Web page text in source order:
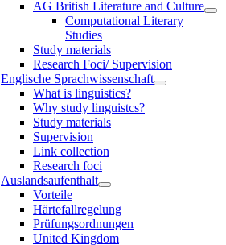
AG British Literature and Culture
Computational Literary
Studies
Study materials
Research Foci/ Supervision
Englische Sprachwissenschaft
What is linguistics?
Why study linguistcs?
Study materials
Supervision
Link collection
Research foci
Auslandsaufenthalt
Vorteile
Härtefallregelung
Prüfungsordnungen
United Kingdom